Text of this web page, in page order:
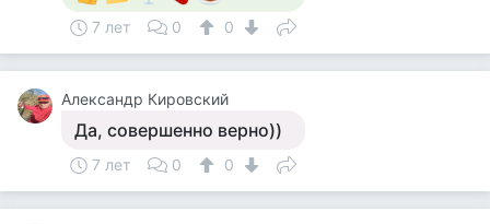
7 лет 0 0
Александр Кировский
Да, совершенно верно))
7 лет 0 0